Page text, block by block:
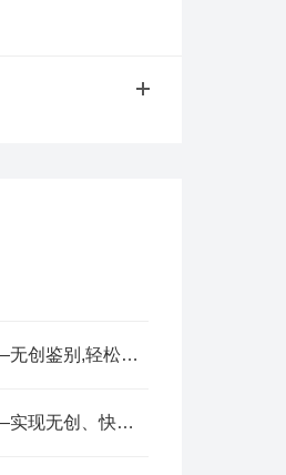
鸽子性别检测仪——无创鉴别,轻松搞定的鉴定鸽子公母设备2025全+境+派+送
鸽子性别鉴别仪——实现无创、快速、准确鉴别的鸽子检测仪 2025全+境+派+送